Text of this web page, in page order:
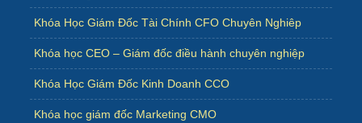
Khóa Học Giám Đốc Tài Chính CFO Chuyên Nghiêp
Khóa học CEO – Giám đốc điều hành chuyên nghiệp
Khóa Học Giám Đốc Kinh Doanh CCO
Khóa học giám đốc Marketing CMO